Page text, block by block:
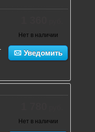
Нет в наличии
Уведомить
Нет в наличии